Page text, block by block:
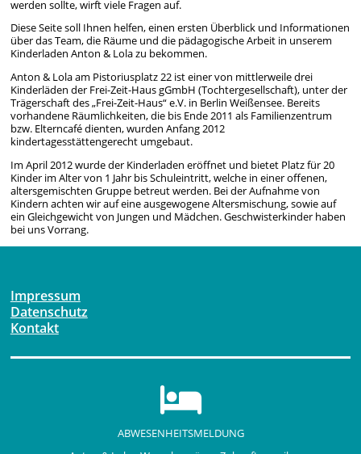
werden sollte, wirft viele Fragen auf.
Diese Seite soll Ihnen helfen, einen ersten Überblick und Informationen
über das Team, die Räume und die pädagogische Arbeit in unserem
Kinderladen Anton & Lolazu bekommen.
Anton & Lola am Pistoriusplatz 22 ist einer von mittlerweile drei
Kinderläden der Frei-Zeit-Haus gGmbH (Tochtergesellschaft), unter der
Trägerschaft des „Frei-Zeit-Haus“ e.V. in Berlin Weißensee. Bereits
vorhandene Räumlichkeiten, die bis Ende 2011 als Familienzentrum
bzw. Elterncafé dienten, wurden Anfang 2012
kindertagesstättengerecht umgebaut.
Im April 2012 wurde der Kinderladen eröffnet und bietet Platz für 20
Kinder im Alter von 1 Jahr bis Schuleintritt, welche in einer offenen,
altersgemischten Gruppe betreut werden. Bei der Aufnahme von
Kindern achten wir auf eine ausgewogene Altersmischung, sowie auf
ein Gleichgewicht von Jungen und Mädchen. Geschwisterkinder haben
bei uns Vorrang.
Impressum
Datenschutz
Kontakt
ABWESENHEITSMELDUNG